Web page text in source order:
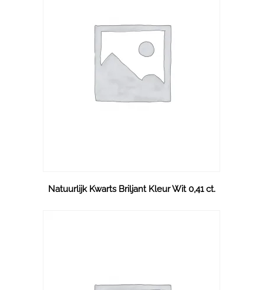
Natuurlijk Kwarts Briljant Kleur Wit 0,41 ct.